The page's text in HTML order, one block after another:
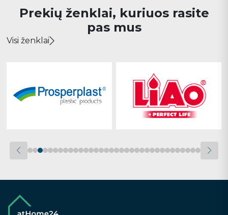
Prekių ženklai, kuriuos rasite
pas mus
Visi ženklai